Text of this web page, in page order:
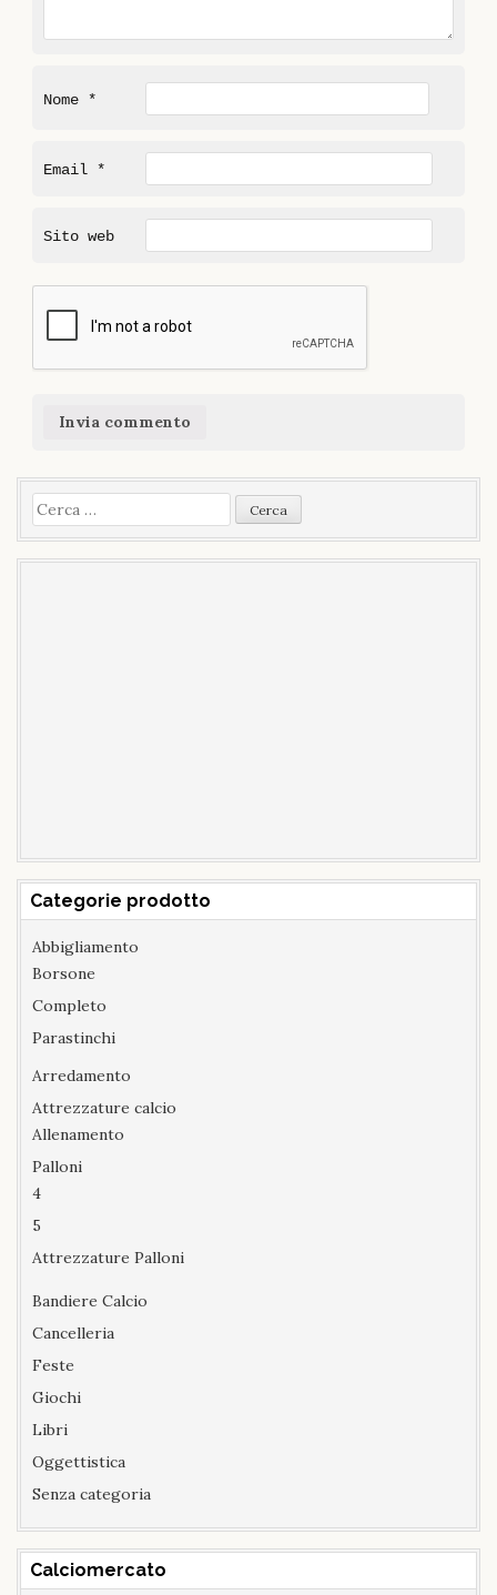
Nome *
Email *
Sito web
Ricerca
per:
Categorie prodotto
Abbigliamento
Borsone
Completo
Parastinchi
Arredamento
Attrezzature calcio
Allenamento
Palloni
4
5
Attrezzature Palloni
Bandiere Calcio
Cancelleria
Feste
Giochi
Libri
Oggettistica
Senza categoria
Calciomercato